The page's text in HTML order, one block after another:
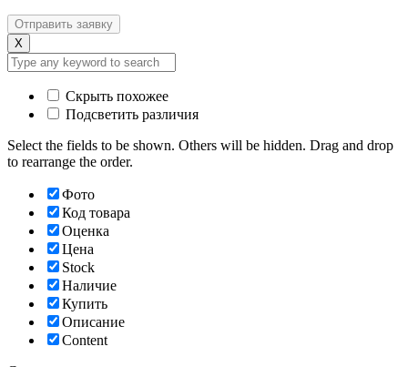
X
Скрыть похожее
Подсветить различия
Select the fields to be shown. Others will be hidden. Drag and drop
to rearrange the order.
Фото
Код товара
Оценка
Цена
Stock
Наличие
Купить
Описание
Content